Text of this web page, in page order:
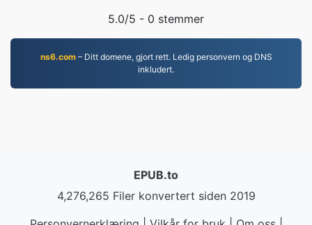
5.0/5 - 0 stemmer
ns6.com– Ditt domene, gjort rett. Ledig personvern og DNS
inkludert.
EPUB.to
4,276,265 Filer konvertert siden 2019